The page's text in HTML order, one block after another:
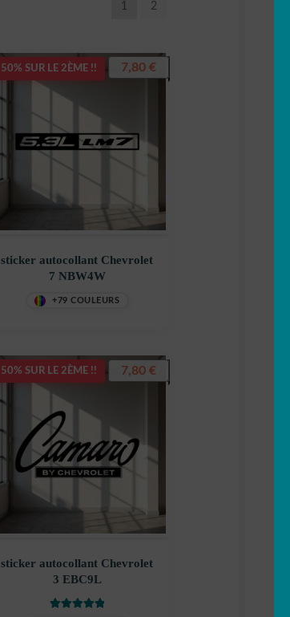
1 2
50% SUR LE 2ÈME !!
sticker autocollant Chevrolet
7 NBW4W
+79 COULEURS
7,80 €
50% SUR LE 2ÈME !!
sticker autocollant Chevrolet
3 EBC9L
7,80 €